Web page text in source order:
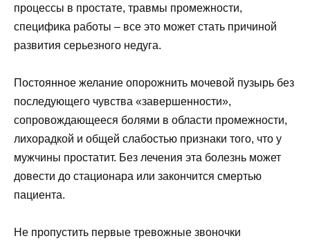
процессы в простате, травмы промежности,
специфика работы – все это может стать причиной
развития серьезного недуга.
Постоянное желание опорожнить мочевой пузырь без
последующего чувства «завершенности»,
сопровождающееся болями в области промежности,
лихорадкой и общей слабостью признаки того, что у
мужчины простатит. Без лечения эта болезнь может
довести до стационара или закончится смертью
пациента.
Не пропустить первые тревожные звоночки